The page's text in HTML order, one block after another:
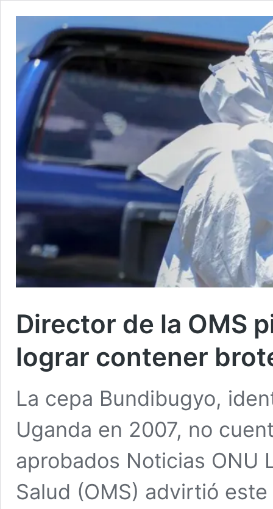
Director de la OMS
lograr contener
La cepa Bundibugyo,
Uganda en 2007, no
aprobados Noticias ONU
Salud (OMS) advirtió